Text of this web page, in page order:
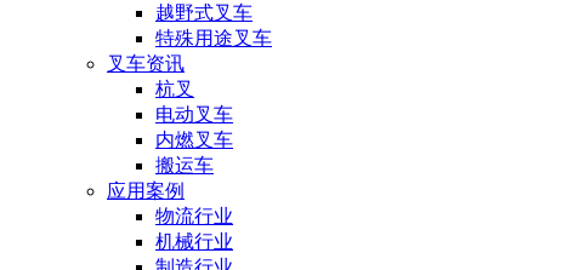
越野式叉车
特殊用途叉车
叉车资讯
杭叉
电动叉车
内燃叉车
搬运车
应用案例
物流行业
机械行业